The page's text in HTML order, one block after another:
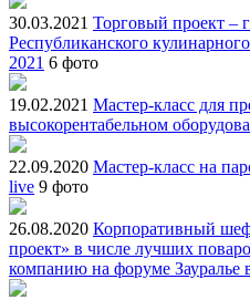
30.03.2021 Торговый проект –
Республиканского
2021 6 фото
19.02.2021 Мастер-класс для
высокорентабельном
22.09.2020 Мастер-класс на
live 9 фото
26.08.2020 Корпоративный
проект» в числе лучших
компанию на форуме Зауралье